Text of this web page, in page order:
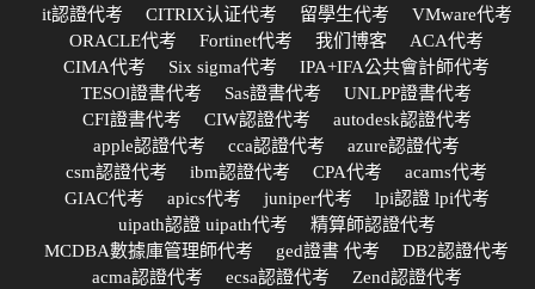
it認證代考
CITRIX认证代考 留學生代考
VMware代考
ORACLE代考
Fortinet代考 我们博客
ACA代考
CIMA代考
Six sigma代考
IPA+IFA公共會計師代考
TESOl證書代考
Sas證書代考
UNLPP證書代考
CFI證書代考
CIW認證代考
autodesk認證代考
apple認證代考
cca認證代考
azure認證代考
csm認證代考
ibm認證代考 CPA代考
acams代考
GIAC代考
apics代考 juniper代考
lpi認證 lpi代考
uipath認證 uipath代考
精算師認證代考
MCDBA數據庫管理師代考
ged證書 代考
DB2認證代考
acma認證代考
ecsa認證代考
Zend認證代考